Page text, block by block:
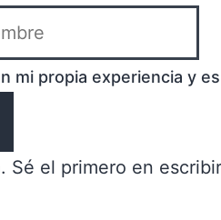
mi propia experiencia y
Sé el primero en